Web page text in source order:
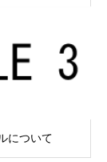
について